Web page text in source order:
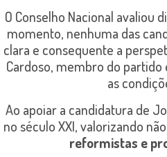
O Conselho Nacional avaliou
momento, nenhuma das
clara e consequente a
Cardoso, membro do
as
Ao apoiar a candidatura de
no século XXI, valorizando
reformistas e